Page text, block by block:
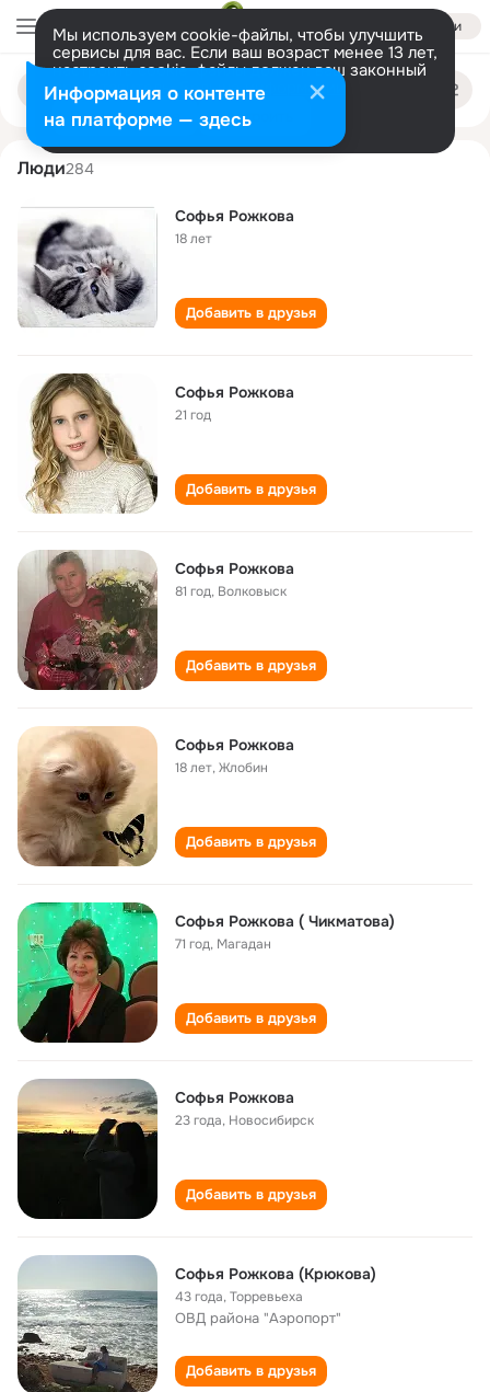
Войти
Мы используем cookie-файлы, чтобы улучшить
сервисы для вас. Если ваш возраст менее 13 лет,
настроить cookie-файлы должен ваш законный
представитель. Больше информации
Разрешить все Настроить
Поиск
людям
sofya rozhkova
Люди284
Софья Рожкова
18 лет
Добавить в друзья
Софья Рожкова
21 год
Добавить в друзья
Софья Рожкова
81 год, Волковыск
Добавить в друзья
Софья Рожкова
18 лет,Жлобин
Добавить в друзья
Софья Рожкова ( Чикматова)
71 год, Магадан
Добавить в друзья
Софья Рожкова
23 года, Новосибирск
Добавить в друзья
Софья Рожкова (Крюкова)
43 года,Торревьеха
ОВД района "Аэропорт"
Добавить в друзья
Информация о контенте
на платформе — здесь